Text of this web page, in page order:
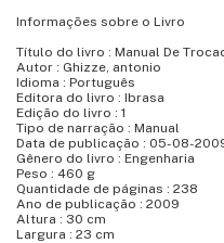
Informações sobre o Livro
Título do livro : Manual De
Autor : Ghizze, antonio
Idioma : Português
Editora do livro : Ibrasa
Edição do livro : 1
Tipo de narração : Manual
Data de publicação : 05-08-
Gênero do livro : Engenharia
Peso : 460 g
Quantidade de páginas : 238
Ano de publicação : 2009
Altura : 30 cm
Largura : 23 cm